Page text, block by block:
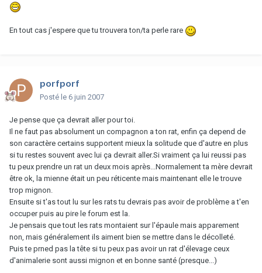
En tout cas j'espere que tu trouvera ton/ta perle rare
porfporf
Posté le 6 juin 2007
Je pense que ça devrait aller pour toi.
Il ne faut pas absolument un compagnon a ton rat, enfin ça depend de
son caractère certains supportent mieux la solitude que d'autre en plus
si tu restes souvent avec lui ça devrait aller.Si vraiment ça lui reussi pas
tu peux prendre un rat un deux mois après...Normalement ta mère devrait
être ok, la mienne était un peu réticente mais maintenant elle le trouve
trop mignon.
Ensuite si t'as tout lu sur les rats tu devrais pas avoir de problème a t'en
occuper puis au pire le forum est la.
Je pensais que tout les rats montaient sur l'épaule mais apparement
non, mais généralement ils aiment bien se mettre dans le décolleté.
Puis te prned pas la tête si tu peux pas avoir un rat d'élevage ceux
d'animalerie sont aussi mignon et en bonne santé (presque...)